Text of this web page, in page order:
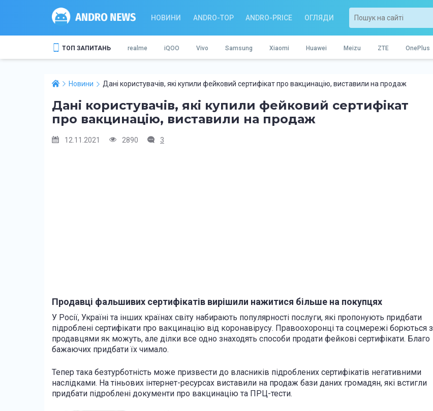
НОВИНИ ANDRO-TOP ANDRO-PRICE ОГЛЯДИ
ТОП ЗАПИТАНЬ realme iQOO Vivo Samsung Xiaomi Huawei Meizu ZTE OnePlus
Новини Дані користувачів, які купили фейковий сертифікат про вакцинацію, виставили на продаж
Дані користувачів, які купили фейковий сертифікат
про вакцинацію, виставили на продаж
12.11.2021 2890 3
Продавці фальшивих сертифікатів вирішили нажитися більше на покупцях
У Росії, Україні та інших країнах світу набирають популярності послуги, які пропонують придбати
підроблені сертифікати про вакцинацію від коронавірусу. Правоохоронці та соцмережі борються з
продавцями як можуть, але ділки все одно знаходять способи продати фейкові сертифікати. Благо
бажаючих придбати їх чимало.
Тепер така безтурботність може призвести до власників підроблених сертифікатів негативними
наслідками. На тіньових інтернет-ресурсах виставили на продаж бази даних громадян, які встигли
придбати підроблені документи про вакцинацію та ПРЦ-тести.